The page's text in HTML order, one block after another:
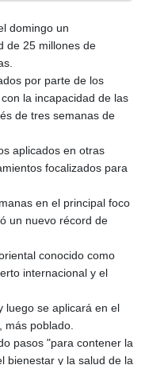
domingo un
de 25 millones de
por parte de los
la incapacidad de las
de tres semanas de
aplicados en otras
focalizados para
en el principal foco
un nuevo récord de
conocido como
internacional y el
luego se aplicará en el
más poblado.
pasos "para contener la
bienestar y la salud de la